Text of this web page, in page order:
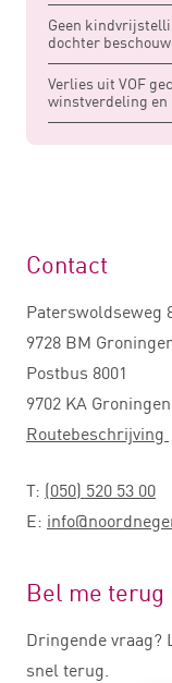
Geen
dochter
Verlies uit VOF
winstverdeling en
Contact
Paterswoldseweg
9728 BM
Postbus 8001
9702 KA Groningen
Routebeschrijving
T: (050) 520 53 00
E:
Bel me terug
Dringende vraag?
snel terug.